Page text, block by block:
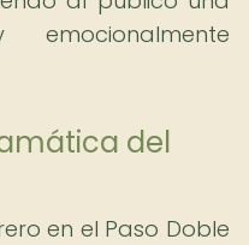
del
en el Paso Doble